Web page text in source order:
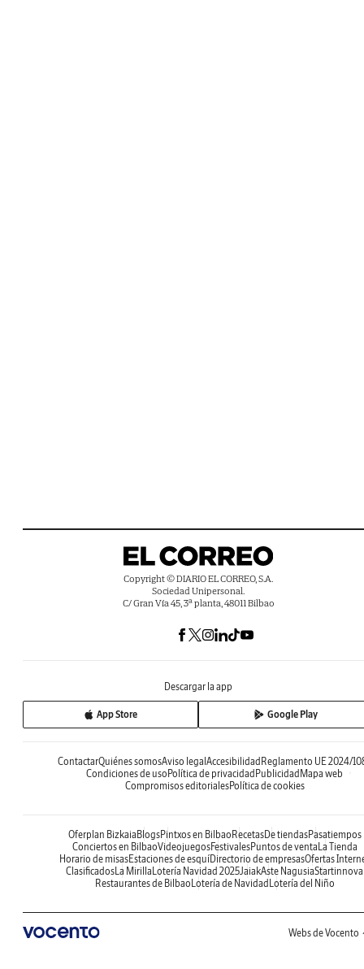
Copyright © DIARIO EL CORREO, S.A.
Sociedad Unipersonal.
C/ Gran Vía 45, 3ª planta, 48011 Bilbao
Descargar la app
App Store Google Play
ContactarQuiénes somosAviso legalAccesibilidadReglamento UE 2024/
Condiciones de usoPolítica de privacidadPublicidadMapa web
Compromisos editorialesPolítica de cookies
Oferplan BizkaiaBlogsPintxos en BilbaoRecetasDe tiendasPasatiempos
Conciertos en BilbaoVideojuegosFestivalesPuntos de ventaLa Tienda
Horario de misasEstaciones de esquíDirectorio de empresasOfertas
ClasificadosLa MirillaLotería Navidad 2025JaiakAste NagusiaStartinnova
Restaurantes de BilbaoLotería de NavidadLotería del Niño
Webs de Vocento